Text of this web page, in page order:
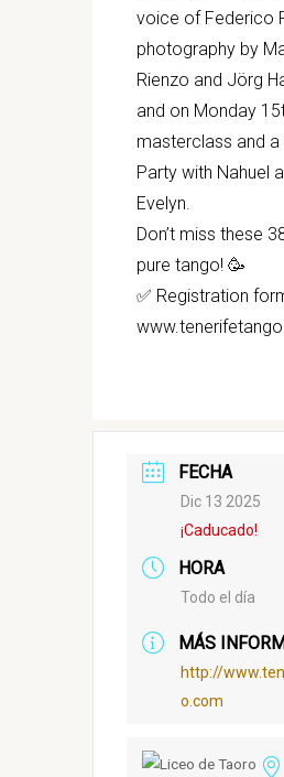
voice of Federico
photography by
Rienzo and Jörg
and on Monday
masterclass and
Party with Nahuel
Evelyn.
Don’t miss these
pure tango! 🥳
✅ Registration
FECHA
Dic 13 2025
¡Caducado!
HORA
Todo el día
MÁS
http://
o.com